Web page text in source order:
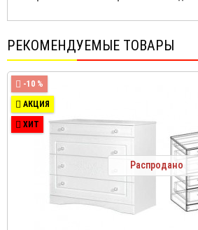
РЕКОМЕНДУЕМЫЕ ТОВАРЫ
-10 %
АКЦИЯ
ХИТ
Распродано